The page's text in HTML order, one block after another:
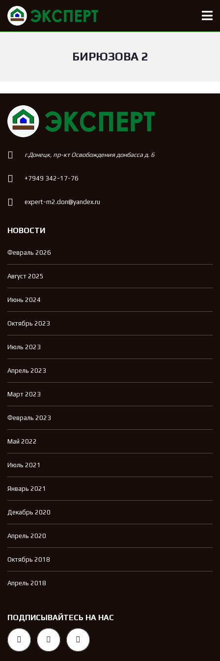
БИРЮЗОВА 2
г.Донецк, пр-кт Освобождения донбасса д. 6
+7949 342-17-76
expert-m2.don@yandex.ru
НОВОСТИ
Февраль 2026
Август 2025
Июнь 2024
Октябрь 2023
Июль 2023
Апрель 2023
Март 2023
Февраль 2023
Май 2022
Июль 2021
Январь 2021
Декабрь 2020
Апрель 2020
Октябрь 2018
Апрель 2018
ПОДПИСЫВАЙТЕСЬ НА НАС